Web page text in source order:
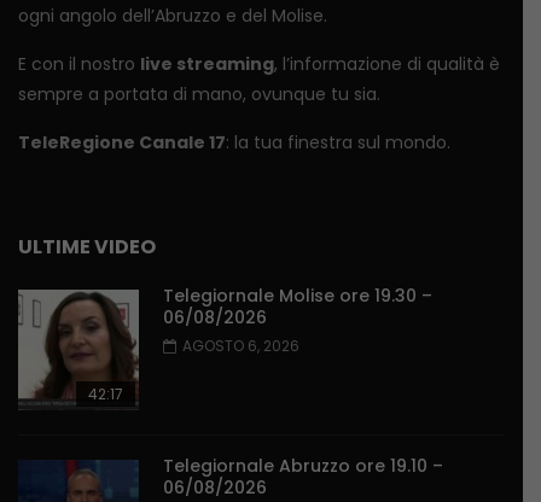
ogni angolo dell’Abruzzo e del Molise.
E con il nostro live streaming, l’informazione di qualità è
sempre a portata di mano, ovunque tu sia.
TeleRegione Canale 17: la tua finestra sul mondo.
ULTIME VIDEO
42:17
Telegiornale Molise ore 19.30 –
06/08/2026
AGOSTO 6, 2026
Telegiornale Abruzzo ore 19.10 –
06/08/2026